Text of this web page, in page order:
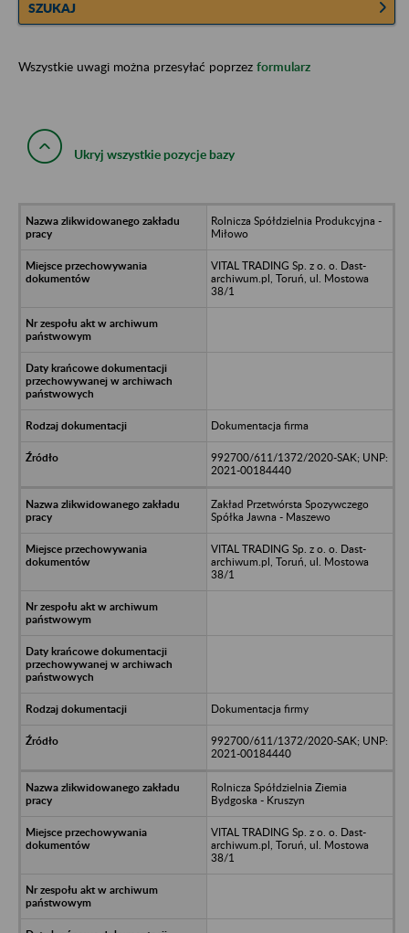
SZUKAJ
Wszystkie uwagi można przesyłać poprzez formularz
Ukryj wszystkie pozycje bazy
Rolnicza Spółdzielnia Produkcyjna -
Miłowo
VITAL TRADING Sp. z o. o. Dast-
archiwum.pl, Toruń, ul. Mostowa
38/1
Dokumentacja firma
992700/611/1372/2020-SAK; UNP:
2021-00184440
Zakład Przetwórsta Spozywczego
Spółka Jawna - Maszewo
VITAL TRADING Sp. z o. o. Dast-
archiwum.pl, Toruń, ul. Mostowa
38/1
Dokumentacja firmy
992700/611/1372/2020-SAK; UNP:
2021-00184440
Rolnicza Spółdzielnia Ziemia
Bydgoska - Kruszyn
VITAL TRADING Sp. z o. o. Dast-
archiwum.pl, Toruń, ul. Mostowa
38/1